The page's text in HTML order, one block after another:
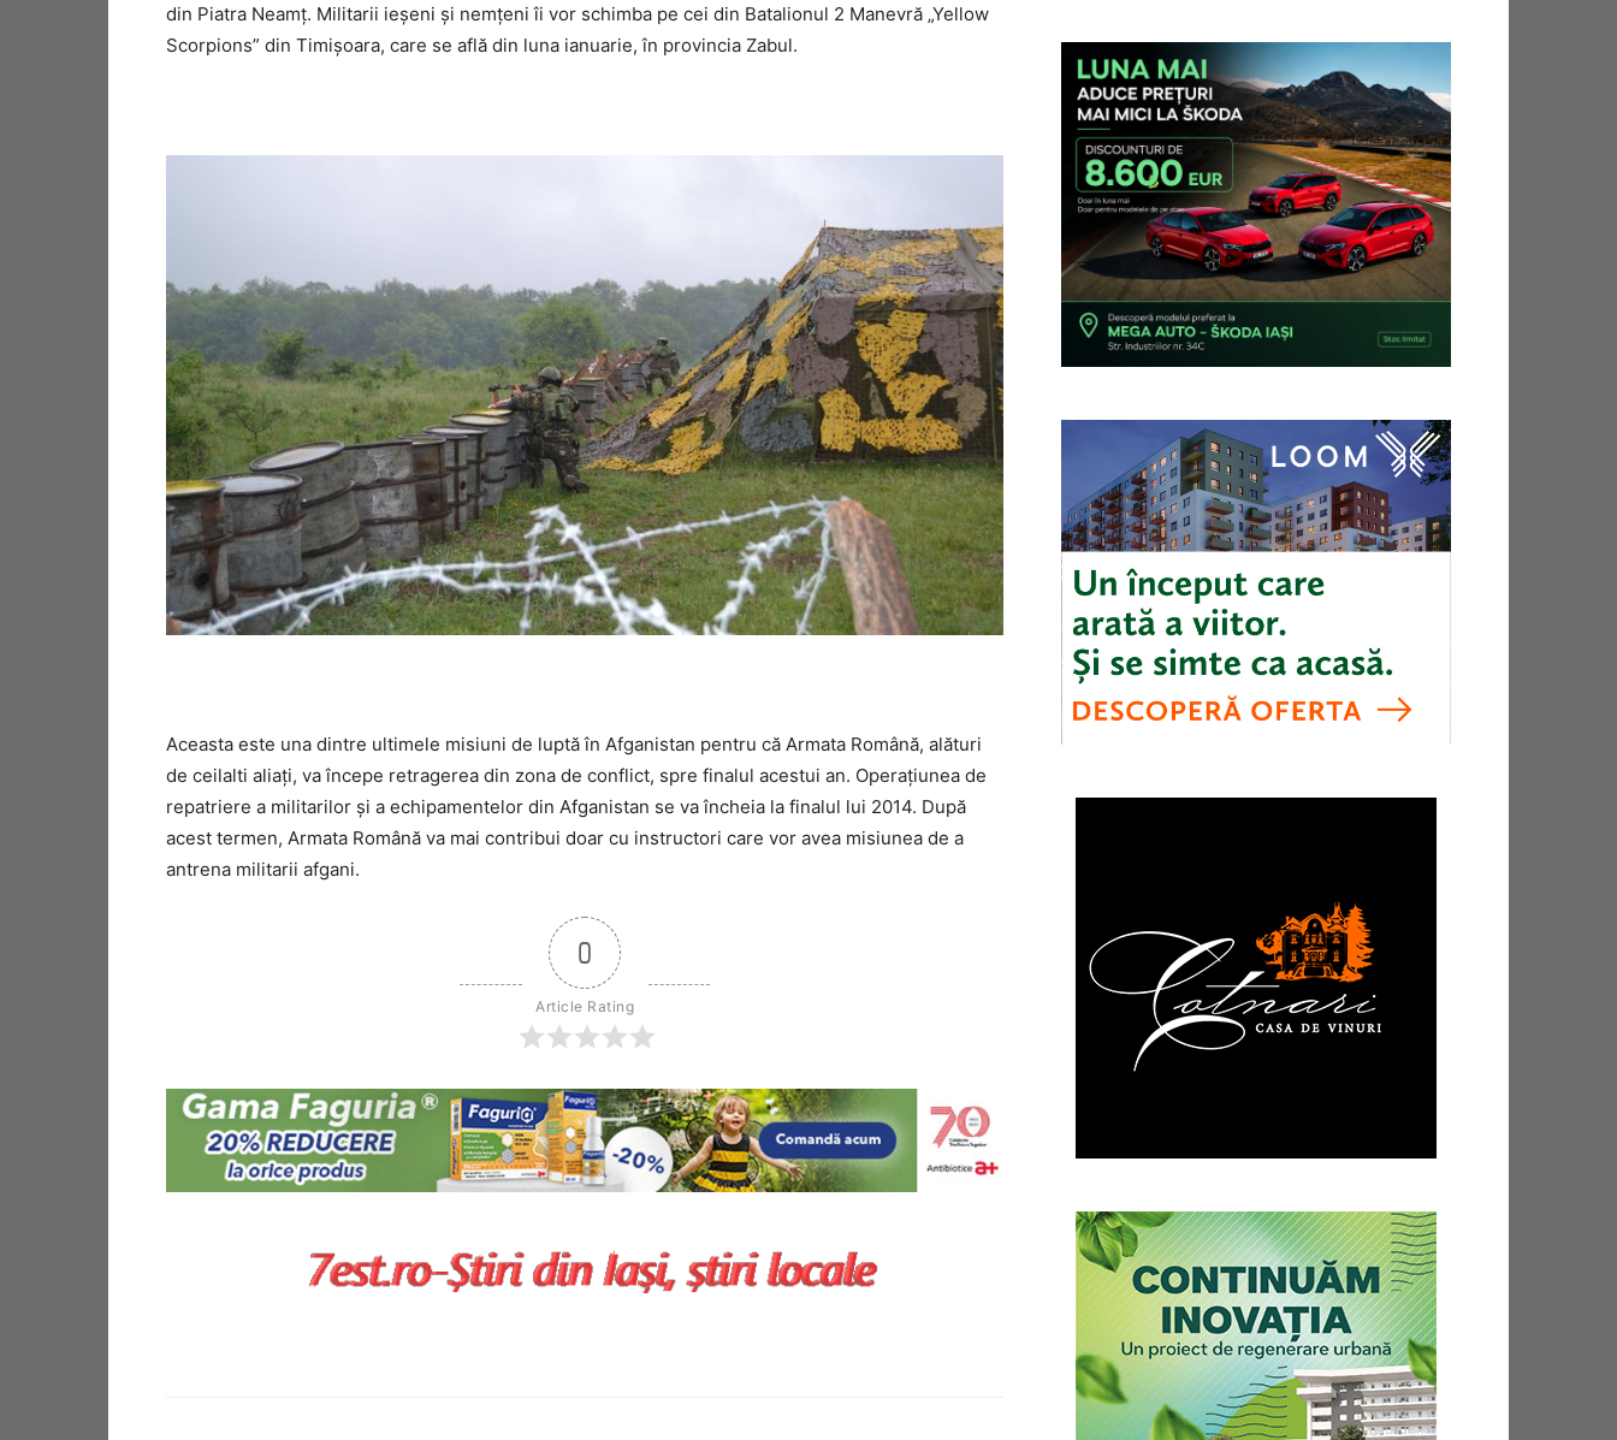
din Piatra Neamţ. Militarii ieşeni şi nemţeni îi vor schimba pe cei din Batalionul 2 Manevră „Yellow
Scorpions” din Timişoara, care se află din luna ianuarie, în provincia Zabul.
Aceasta este una dintre ultimele misiuni de luptă în Afganistan pentru că Armata Română, alături
de ceilalti aliaţi, va începe retragerea din zona de conflict, spre finalul acestui an. Operaţiunea de
repatriere a militarilor şi a echipamentelor din Afganistan se va încheia la finalul lui 2014. După
acest termen, Armata Română va mai contribui doar cu instructori care vor avea misiunea de a
antrena militarii afgani.
0
Article Rating